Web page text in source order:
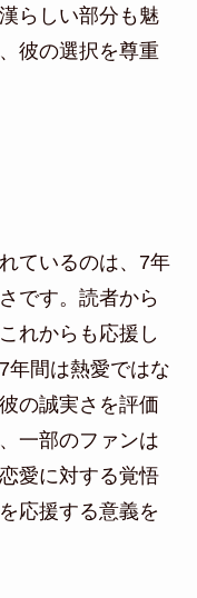
らしい部分も魅
彼の選択を尊重
ているのは、7年
です。読者から
れからも応援し
年間は熱愛ではな
の誠実さを評価
一部のファンは
愛に対する覚悟
応援する意義を